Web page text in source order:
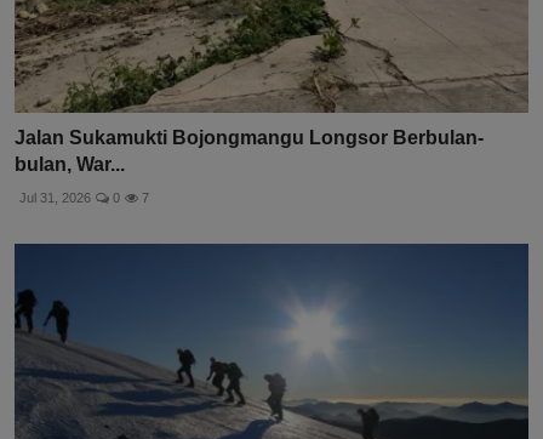
Jalan Sukamukti Bojongmangu Longsor Berbulan-
bulan, War...
Jul 31, 2026 0 7